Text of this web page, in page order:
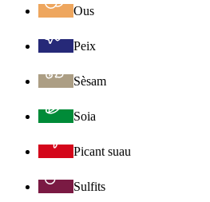
Ous
Peix
Sèsam
Soia
Picant suau
Sulfits